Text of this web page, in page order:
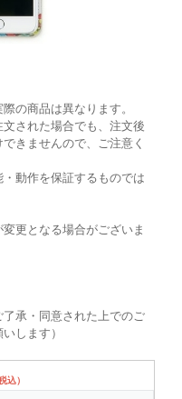
の商品は異なります。
された場合でも、注文後
きませんので、ご注意く
動作を保証するものでは
更となる場合がございま
了承・同意された上でのご
します）
込）